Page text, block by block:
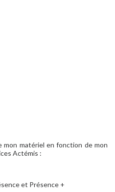
mon matériel en fonction de mon
Actémis :
et Présence +